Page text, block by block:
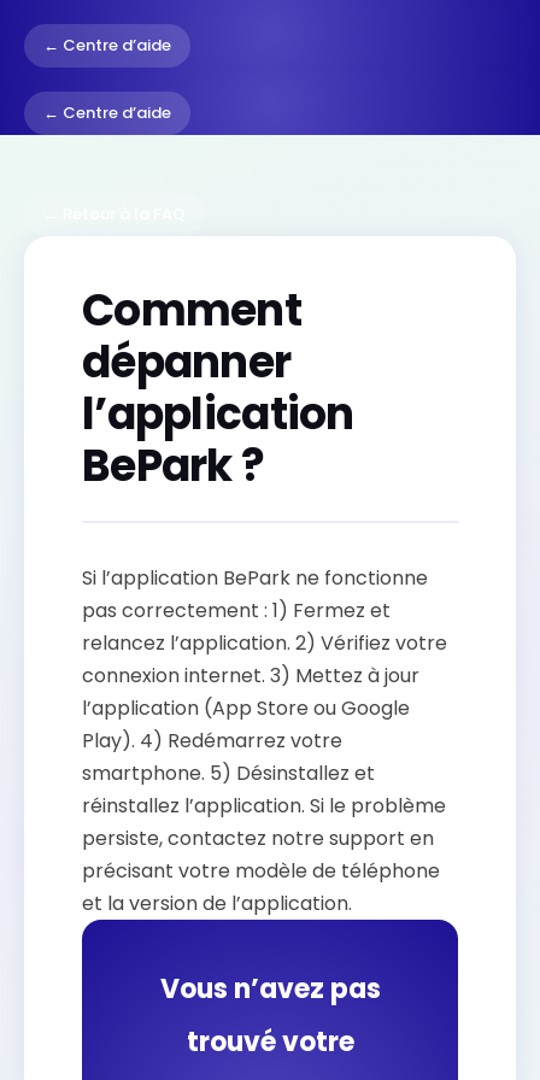
← Centre d’aide
← Centre d’aide
Comment
dépanner
l’application
BePark ?
Si l’application BePark ne fonctionne
pas correctement : 1) Fermez et
relancez l’application. 2) Vérifiez votre
connexion internet. 3) Mettez à jour
l’application (App Store ou Google
Play). 4) Redémarrez votre
smartphone. 5) Désinstallez et
réinstallez l’application. Si le problème
persiste, contactez notre support en
précisant votre modèle de téléphone
et la version de l’application.
Vous n’avez pas
trouvé votre